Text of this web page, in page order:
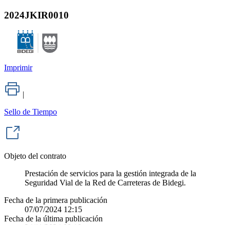
2024JKIR0010
Imprimir
|
Sello de Tiempo
Objeto del contrato
Prestación de servicios para la gestión integrada de la
Seguridad Vial de la Red de Carreteras de Bidegi.
Fecha de la primera publicación
07/07/2024 12:15
Fecha de la última publicación